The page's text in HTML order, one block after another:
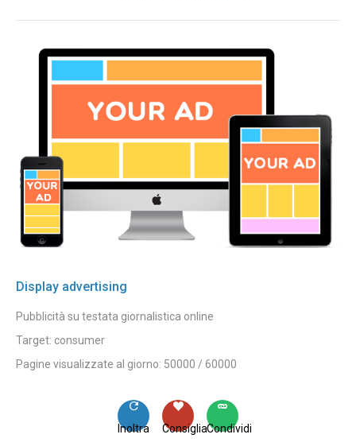
Display advertising
Pubblicità su testata giornalistica online
Target: consumer
Pagine visualizzate al giorno: 50000 / 60000
Condividi
Consiglia
Inoltra